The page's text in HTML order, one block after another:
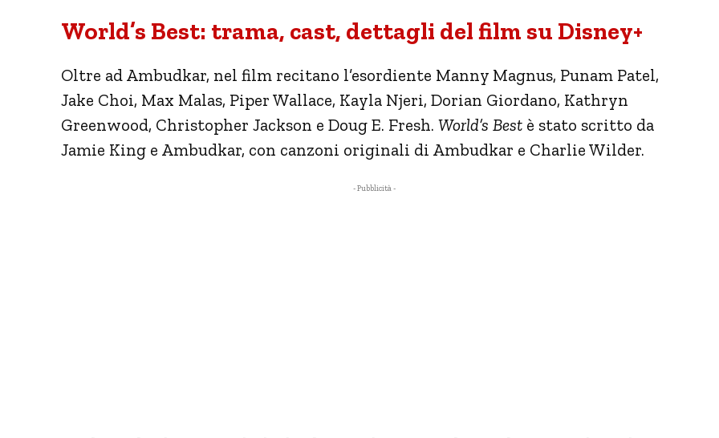
World’s Best: trama, cast, dettagli del film su Disney+
Oltre ad Ambudkar, nel film recitano l’esordiente Manny Magnus, Punam Patel,
Jake Choi, Max Malas, Piper Wallace, Kayla Njeri, Dorian Giordano, Kathryn
Greenwood, Christopher Jackson e Doug E. Fresh. World’s Best è stato scritto da
Jamie King e Ambudkar, con canzoni originali di Ambudkar e Charlie Wilder.
- Pubblicità -